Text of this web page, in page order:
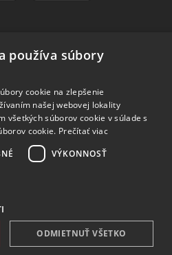
Obchodné podmienky
Reklamácia
Spôsoby dopravy
s r.o. Všechna práva vyhrazena
používa súbory
cookie na zlepšenie
našej webovej lokality
všetkých súborov cookie v súlade s
cookie. Prečítať viac
VÝKONNOSŤ
ODMIETNUŤ VŠETKO